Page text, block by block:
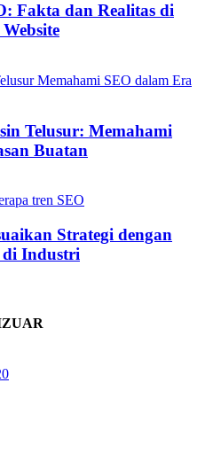
Fakta dan Realitas di
Telusur: Memahami
Buatan
Strategi dengan
di Industri